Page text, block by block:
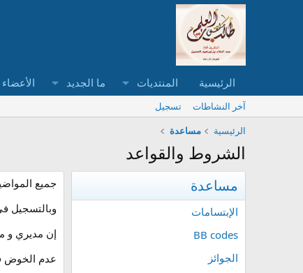
الرئيسية المنتديات ما الجديد الأعضاء
آخر النشاطات
تسجيل
الرئيسية
مساعدة
الشروط والقواعد
مساعدة
الإبتسامات
BB codes
الجوائز
جميع
وبالتسجيل
إن مديري و
عدم الخوض